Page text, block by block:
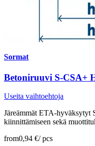
Sormat
Betoniruuvi S-CSA+
Useita vaihtoehtoja
Järeämmät ETA-hyväksytyt
kiinnittämiseen sekä
from0,94 €/ pcs